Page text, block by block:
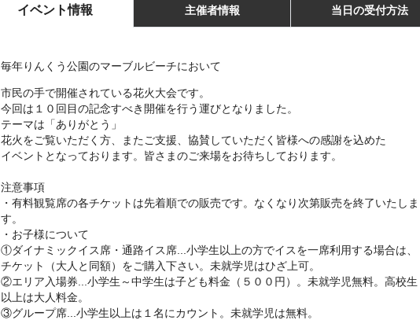
イベント情報 主催者情報 当日の受付方法
毎年りんくう公園のマーブルビーチにおいて
市民の手で開催されている花火大会です。
今回は１０回目の記念すべき開催を行う運びとなりました。
テーマは「ありがとう」
花火をご覧いただく方、またご支援、協賛していただく皆様への感謝を込めた
イベントとなっております。皆さまのご来場をお待ちしております。
注意事項
・有料観覧席の各チケットは先着順での販売です。なくなり次第販売を終了いたしま
す。
・お子様について
①ダイナミックイス席・通路イス席...小学生以上の方でイスを一席利用する場合は、
チケット（大人と同額）をご購入下さい。未就学児はひざ上可。
②エリア入場券...小学生～中学生は子ども料金（５００円）。未就学児無料。高校生
以上は大人料金。
③グループ席...小学生以上は１名にカウント。未就学児は無料。